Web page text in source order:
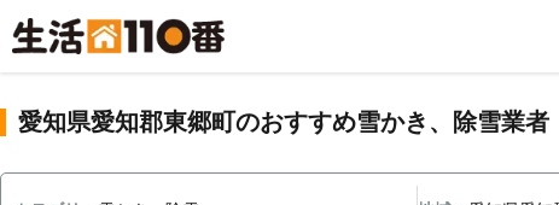
愛知県愛知郡東郷町のおすすめ雪かき、除雪業者